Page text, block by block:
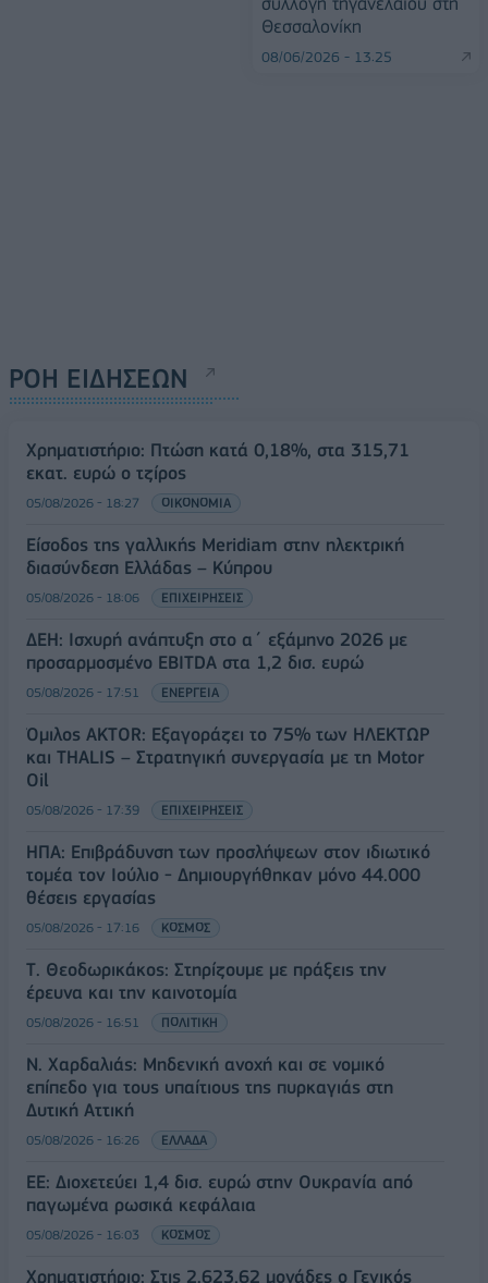
Θεσσαλονίκη
08/06/2026 - 13:25
ΡΟΗ ΕΙΔΗΣΕΩΝ
Χρηματιστήριο: Πτώση κατά 0,18%, στα 315,71
εκατ. ευρώ ο τζίρος
05/08/2026 - 18:27 ΟΙΚΟΝΟΜΙΑ
Είσοδος της γαλλικής Meridiam στην ηλεκτρική
διασύνδεση Ελλάδας – Κύπρου
05/08/2026 - 18:06 ΕΠΙΧΕΙΡΗΣΕΙΣ
ΔΕΗ: Ισχυρή ανάπτυξη στο α΄ εξάμηνο 2026 με
προσαρμοσμένο EBITDA στα 1,2 δισ. ευρώ
05/08/2026 - 17:51 ΕΝΕΡΓΕΙΑ
Όμιλος AKTOR: Εξαγοράζει το 75% των ΗΛΕΚΤΩΡ
και THALIS – Στρατηγική συνεργασία με τη Motor
Oil
05/08/2026 - 17:39 ΕΠΙΧΕΙΡΗΣΕΙΣ
ΗΠΑ: Επιβράδυνση των προσλήψεων στον ιδιωτικό
τομέα τον Ιούλιο - Δημιουργήθηκαν μόνο 44.000
θέσεις εργασίας
05/08/2026 - 17:16 ΚΟΣΜΟΣ
Τ. Θεοδωρικάκος: Στηρίζουμε με πράξεις την
έρευνα και την καινοτομία
05/08/2026 - 16:51 ΠΟΛΙΤΙΚΗ
Ν. Χαρδαλιάς: Μηδενική ανοχή και σε νομικό
επίπεδο για τους υπαίτιους της πυρκαγιάς στη
Δυτική Αττική
05/08/2026 - 16:26 ΕΛΛΑΔΑ
ΕΕ: Διοχετεύει 1,4 δισ. ευρώ στην Ουκρανία από
παγωμένα ρωσικά κεφάλαια
05/08/2026 - 16:03 ΚΟΣΜΟΣ
Χρηματιστήριο: Στις 2.623,62 μονάδες ο Γενικός